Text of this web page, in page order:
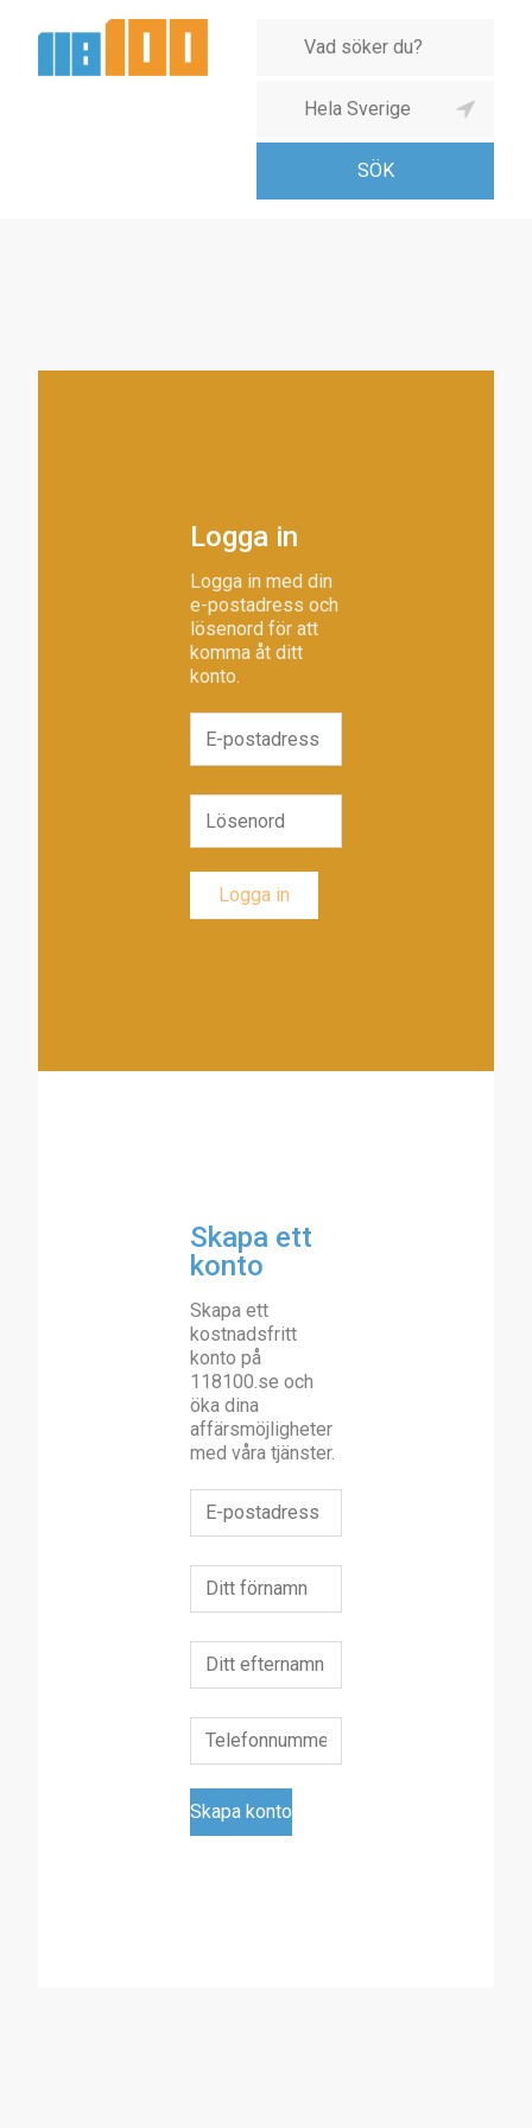
Logga in
Logga in med din
e-postadress och
lösenord för att
komma åt ditt
konto.
Skapa ett
konto
Skapa ett
kostnadsfritt
konto på
118100.se och
öka dina
affärsmöjligheter
med våra tjänster.